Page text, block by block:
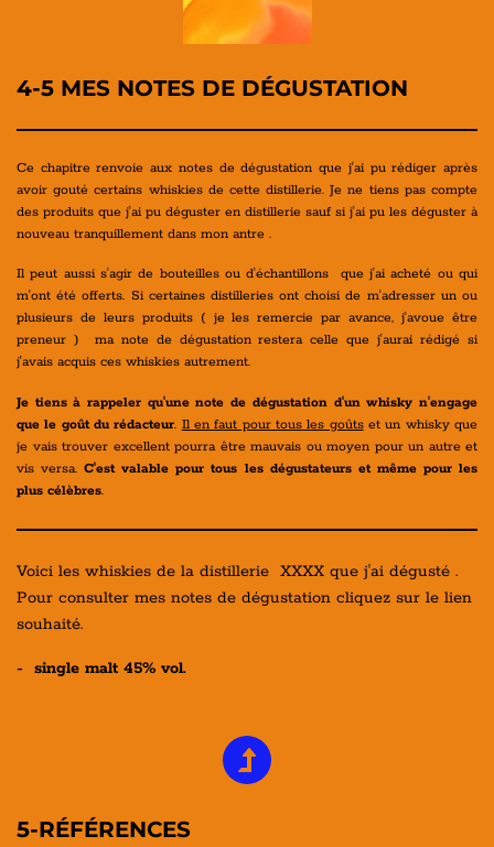
4-5 MES NOTES DE DÉGUSTATION
Ce chapitre renvoie aux notes de dégustation que j'ai pu rédiger après
avoir gouté certains whiskies de cette distillerie. Je ne tiens pas compte
des produits que j'ai pu déguster en distillerie sauf si j'ai pu les déguster à
nouveau tranquillement dans mon antre .
Il peut aussi s'agir de bouteilles ou d'échantillons que j'ai acheté ou qui
m'ont été offerts. Si certaines distilleries ont choisi de m'adresser un ou
plusieurs de leurs produits ( je les remercie par avance, j'avoue être
preneur ) ma note de dégustation restera celle que j'aurai rédigé si
j'avais acquis ces whiskies autrement.
Je tiens à rappeler qu'une note de dégustation d'un whisky n'engage
que le goût du rédacteur. Il en faut pour tous les goûtset un whisky que
je vais trouver excellent pourra être mauvais ou moyen pour un autre et
vis versa.C'est valable pour tous les dégustateurs et même pour les
plus célèbres.
Voici les whiskies de la distillerie XXXX que j'ai dégusté .
Pour consulter mes notes de dégustation cliquez sur le lien
souhaité.
- single malt 45% vol.
5-RÉFÉRENCES